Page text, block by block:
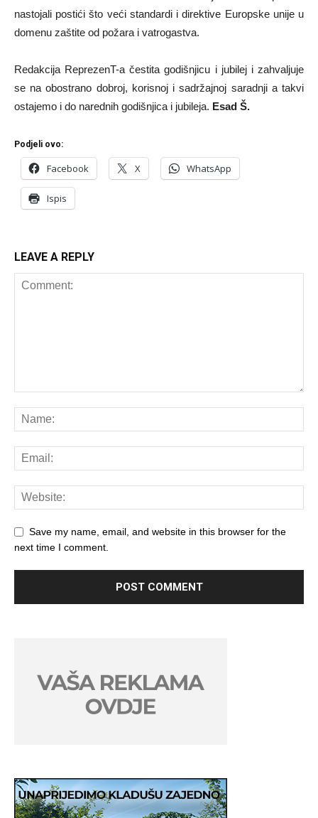
nastojali postići što veći standardi i direktive Europske unije u
domenu zaštite od požara i vatrogastva.
Redakcija ReprezenT-a čestita godišnjicu i jubilej i zahvaljuje
se na obostrano dobroj, korisnoj i sadržajnoj saradnji a takvi
ostajemo i do narednih godišnjica i jubileja. Esad Š.
Podjeli ovo:
Facebook X WhatsApp
Ispis
LEAVE A REPLY
Save my name, email, and website in this browser for the
next time I comment.